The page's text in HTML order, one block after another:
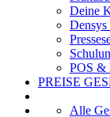
Deine
POS &
PREISE
Alle